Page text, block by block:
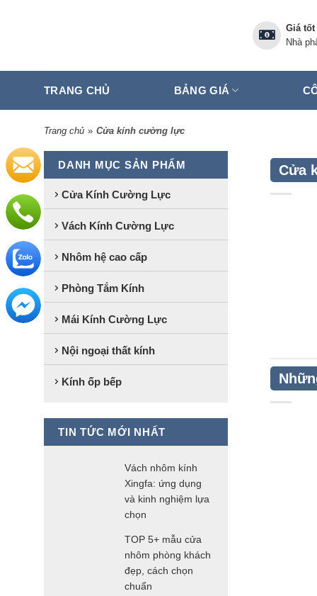
Giá tốt
Nhà
TRANG CHỦ BẢNG GIÁ
Trang chủ » Cửa kính cường lực
DANH MỤC SẢN PHẨM
Cửa Kính Cường Lực
Vách Kính Cường Lực
Nhôm hệ cao cấp
Phòng Tắm Kính
Mái Kính Cường Lực
Nội ngoại thất kính
Kính ốp bếp
TIN TỨC MỚI NHẤT
Vách nhôm kính
Xingfa: ứng dụng
và kinh nghiệm lựa
chọn
TOP 5+ mẫu cửa
nhôm phòng khách
đẹp, cách chọn
chuẩn
Cửa